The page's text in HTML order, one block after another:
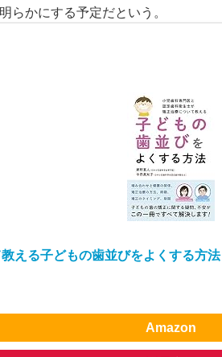
らかにする予定だという。
える子どもの歯並びをよくする方法
Amazon